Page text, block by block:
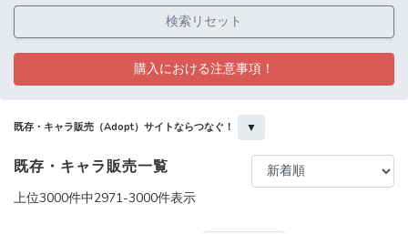
検索リセット
購入における注意事項！
既存・キャラ販売（Adopt）サイトならつなぐ！ ▼
既存・キャラ販売一覧
上位3000件中2971-3000件表示